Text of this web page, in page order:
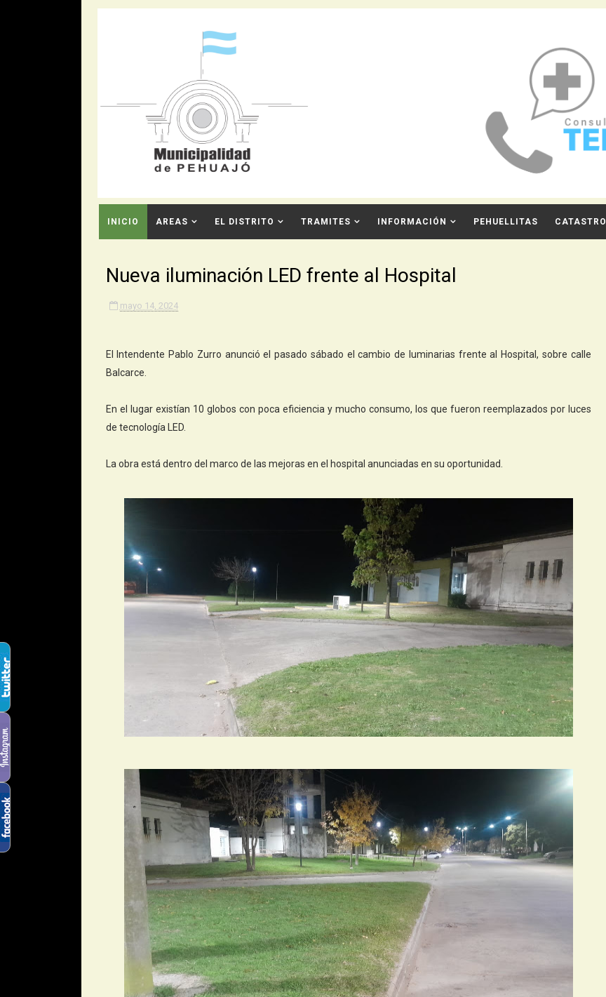
INICIO AREAS EL DISTRITO TRAMITES INFORMACIÓN PEHUELLITAS CATASTRO
Nueva iluminación LED frente al Hospital
mayo 14, 2024
El Intendente Pablo Zurro anunció el pasado sábado el cambio de luminarias frente al Hospital, sobre calle
Balcarce.
En el lugar existían 10 globos con poca eficiencia y mucho consumo, los que fueron reemplazados por luces
de tecnología LED.
La obra está dentro del marco de las mejoras en el hospital anunciadas en su oportunidad.